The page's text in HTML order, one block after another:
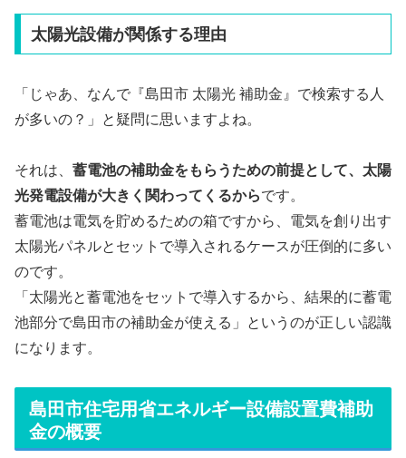
太陽光設備が関係する理由
「じゃあ、なんで『島田市 太陽光 補助金』で検索する人
が多いの？」と疑問に思いますよね。
それは、 蓄電池の補助金をもらうための前提として、太陽
光発電設備が大きく関わってくるからです。
蓄電池は電気を貯めるための箱ですから、電気を創り出す
太陽光パネルとセットで導入されるケースが圧倒的に多い
のです。
「太陽光と蓄電池をセットで導入するから、結果的に蓄電
池部分で島田市の補助金が使える」というのが正しい認識
になります。
島田市住宅用省エネルギー設備設置費補助
金の概要